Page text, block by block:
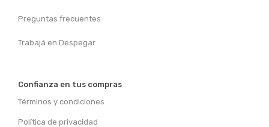
Preguntas frecuentes
Trabajá en Despegar
Confianza en tus compras
Términos y condiciones
Política de privacidad